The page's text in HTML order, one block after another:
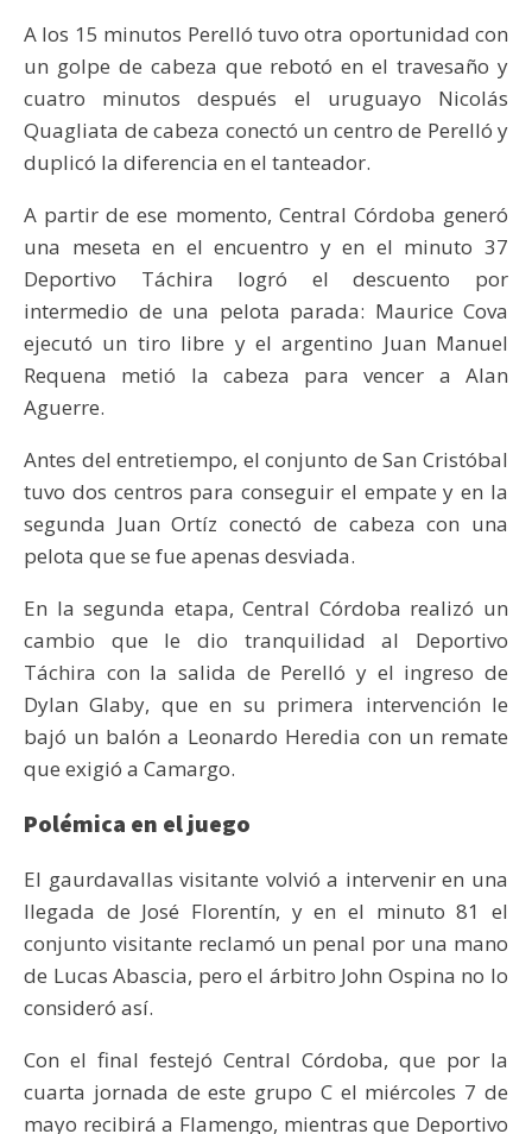
A los 15 minutos Perelló tuvo otra oportunidad con
un golpe de cabeza que rebotó en el travesaño y
cuatro minutos después el uruguayo Nicolás
Quagliata de cabeza conectó un centro de Perelló y
duplicó la diferencia en el tanteador.
A partir de ese momento, Central Córdoba generó
una meseta en el encuentro y en el minuto 37
Deportivo Táchira logró el descuento por
intermedio de una pelota parada: Maurice Cova
ejecutó un tiro libre y el argentino Juan Manuel
Requena metió la cabeza para vencer a Alan
Aguerre.
Antes del entretiempo, el conjunto de San Cristóbal
tuvo dos centros para conseguir el empate y en la
segunda Juan Ortíz conectó de cabeza con una
pelota que se fue apenas desviada.
En la segunda etapa, Central Córdoba realizó un
cambio que le dio tranquilidad al Deportivo
Táchira con la salida de Perelló y el ingreso de
Dylan Glaby, que en su primera intervención le
bajó un balón a Leonardo Heredia con un remate
que exigió a Camargo.
Polémica en el juego
El gaurdavallas visitante volvió a intervenir en una
llegada de José Florentín, y en el minuto 81 el
conjunto visitante reclamó un penal por una mano
de Lucas Abascia, pero el árbitro John Ospina no lo
consideró así.
Con el final festejó Central Córdoba, que por la
cuarta jornada de este grupo C el miércoles 7 de
mayo recibirá a Flamengo, mientras que Deportivo